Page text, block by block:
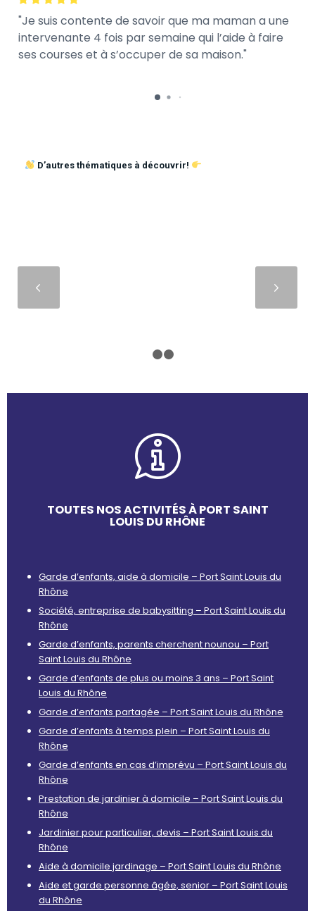
Je suis contente de savoir que ma maman a une
intervenante 4 fois par semaine qui l’aide à faire
ses courses et à s’occuper de sa maison.
D’autres thématiques à découvrir!
TOUTES NOS ACTIVITÉS À PORT SAINT
LOUIS DU RHÔNE
Garde d’enfants, aide à domicile – Port Saint Louis du
Rhône
Société, entreprise de babysitting – Port Saint Louis du
Rhône
Garde d’enfants, parents cherchent nounou – Port
Saint Louis du Rhône
Garde d’enfants de plus ou moins 3 ans – Port Saint
Louis du Rhône
Garde d’enfants partagée – Port Saint Louis du Rhône
Garde d’enfants à temps plein – Port Saint Louis du
Rhône
Garde d’enfants en cas d’imprévu – Port Saint Louis du
Rhône
Prestation de jardinier à domicile – Port Saint Louis du
Rhône
Jardinier pour particulier, devis – Port Saint Louis du
Rhône
Aide à domicile jardinage – Port Saint Louis du Rhône
Aide et garde personne âgée, senior – Port Saint Louis
du Rhône